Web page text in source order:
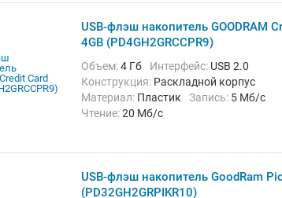
USB-флэш накопитель GOODRAM
4GB (PD4GH2GRCCPR9)
Объем:4 Гб Интерфейс: USB 2.0
Конструкция: Раскладной корпус
Материал: Пластик Запись: 5 Мб/с
Чтение:20 Мб/с
USB-флэш накопитель GoodRam
(PD32GH2GRPIKR10)